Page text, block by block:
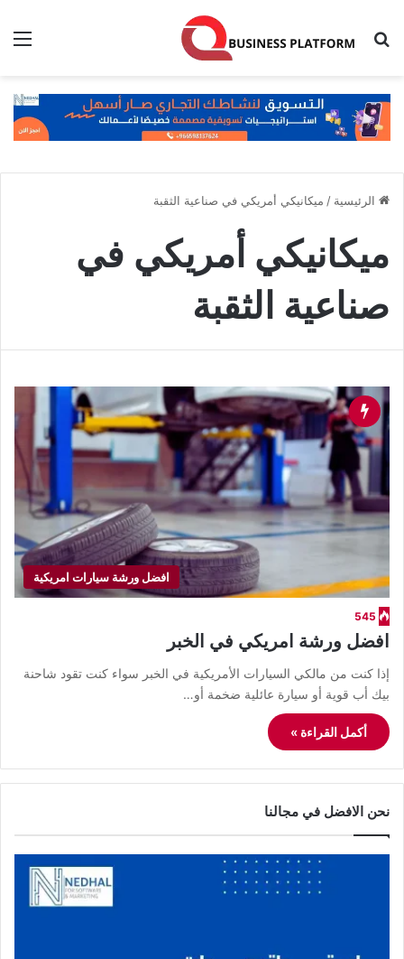
بحث عن
الرئيسية / ميكانيكي أمريكي في صناعية الثقبة
ميكانيكي أمريكي في
صناعية الثقبة
افضل ورشة سيارات امريكية
545
افضل ورشة امريكي في الخبر
​إذا كنت من مالكي السيارات الأمريكية في الخبر سواء كنت تقود شاحنة
بيك أب قوية أو سيارة عائلية ضخمة أو…
أكمل القراءة »
نحن الافضل في مجالنا